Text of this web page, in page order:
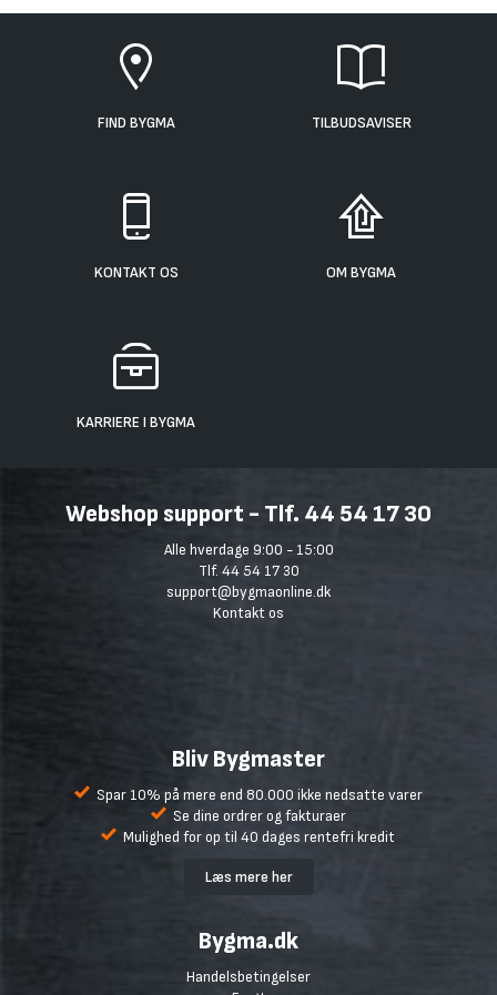
FIND BYGMA TILBUDSAVISER
KONTAKT OS OM BYGMA
KARRIERE I BYGMA
Webshop support - Tlf. 44 54 17 30
Alle hverdage 9:00 - 15:00
Tlf. 44 54 17 30
support@bygmaonline.dk
Kontakt os
Bliv Bygmaster
Spar 10% på mere end 80.000 ikke nedsatte varer
Se dine ordrer og fakturaer
Mulighed for op til 40 dages rentefri kredit
Læs mere her
Bygma.dk
Handelsbetingelser